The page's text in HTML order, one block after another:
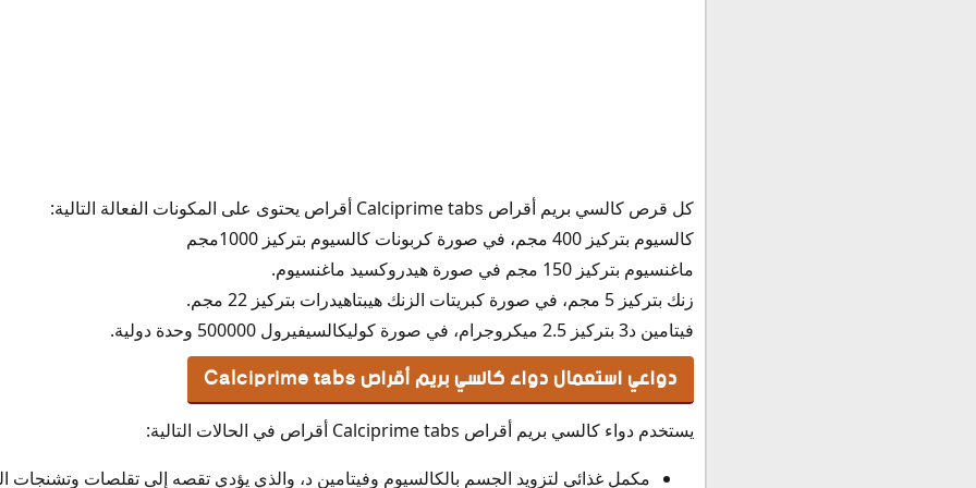
كل قرص كالسي بريم أقراص Calciprime tabs أقراص يحتوى على المكونات الفعالة التالية:
كالسيوم بتركيز 400 مجم، في صورة كربونات كالسيوم بتركيز 1000مجم
ماغنسيوم بتركيز 150 مجم في صورة هيدروكسيد ماغنسيوم.
زنك بتركيز 5 مجم، في صورة كبريتات الزنك هيبتاهيدرات بتركيز 22 مجم.
فيتامين د3 بتركيز 2.5 ميكروجرام، في صورة كوليكالسيفيرول 500000 وحدة دولية.
دواعي استعمال دواء كالسي بريم أقراص Calciprime tabs
يستخدم دواء كالسي بريم أقراص Calciprime tabs أقراص في الحالات التالية:
مكمل غذائي لتزويد الجسم بالكالسيوم وفيتامين د، والذي يؤدي تقصه إلى تقلصات وتشنجات